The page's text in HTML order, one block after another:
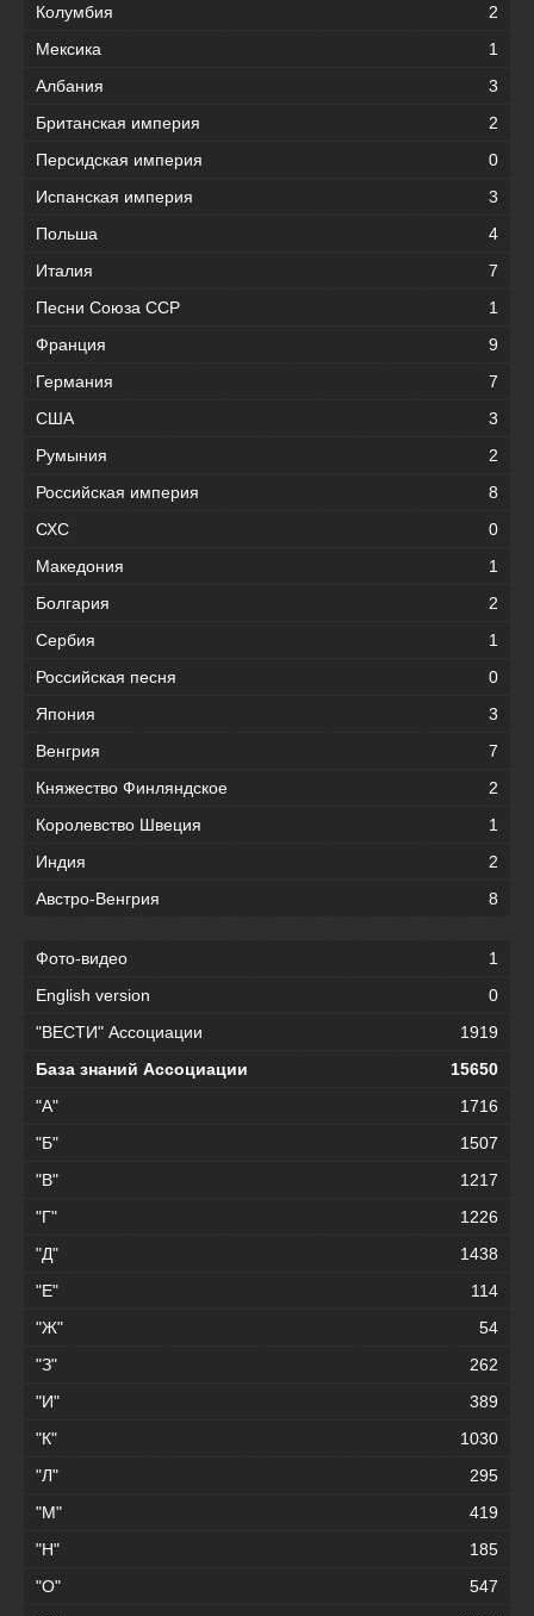
Колумбия
2
Мексика
1
Албания
3
Британская империя
2
Персидская империя
0
Испанская империя
3
Польша
4
Италия
7
Песни Союза ССР
1
Франция
9
Германия
7
США
3
Румыния
2
Российская империя
8
СХС
0
Македония
1
Болгария
2
Сербия
1
Российская песня
0
Япония
3
Венгрия
7
Княжество Финляндское
2
Королевство Швеция
1
Индия
2
Австро-Венгрия
8
Фото-видео
1
English version
0
"ВЕСТИ" Ассоциации
1919
База знаний Ассоциации
15650
"А"
1716
"Б"
1507
"В"
1217
"Г"
1226
"Д"
1438
"Е"
114
"Ж"
54
"З"
262
"И"
389
"К"
1030
"Л"
295
"М"
419
"Н"
185
"О"
547